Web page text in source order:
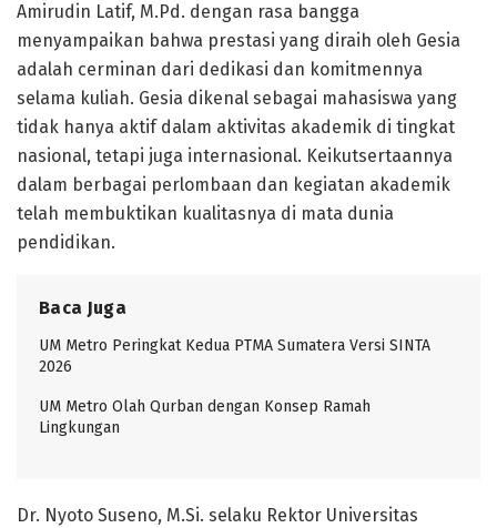
Amirudin Latif, M.Pd. dengan rasa bangga
menyampaikan bahwa prestasi yang diraih oleh Gesia
adalah cerminan dari dedikasi dan komitmennya
selama kuliah. Gesia dikenal sebagai mahasiswa yang
tidak hanya aktif dalam aktivitas akademik di tingkat
nasional, tetapi juga internasional. Keikutsertaannya
dalam berbagai perlombaan dan kegiatan akademik
telah membuktikan kualitasnya di mata dunia
pendidikan.
Baca Juga
UM Metro Peringkat Kedua PTMA Sumatera Versi SINTA
2026
UM Metro Olah Qurban dengan Konsep Ramah
Lingkungan
Dr. Nyoto Suseno, M.Si. selaku Rektor Universitas